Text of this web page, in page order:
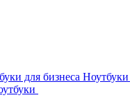
для бизнеса